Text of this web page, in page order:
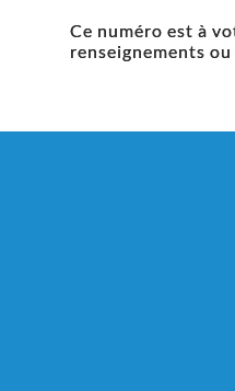
Ce numéro est à
renseignements